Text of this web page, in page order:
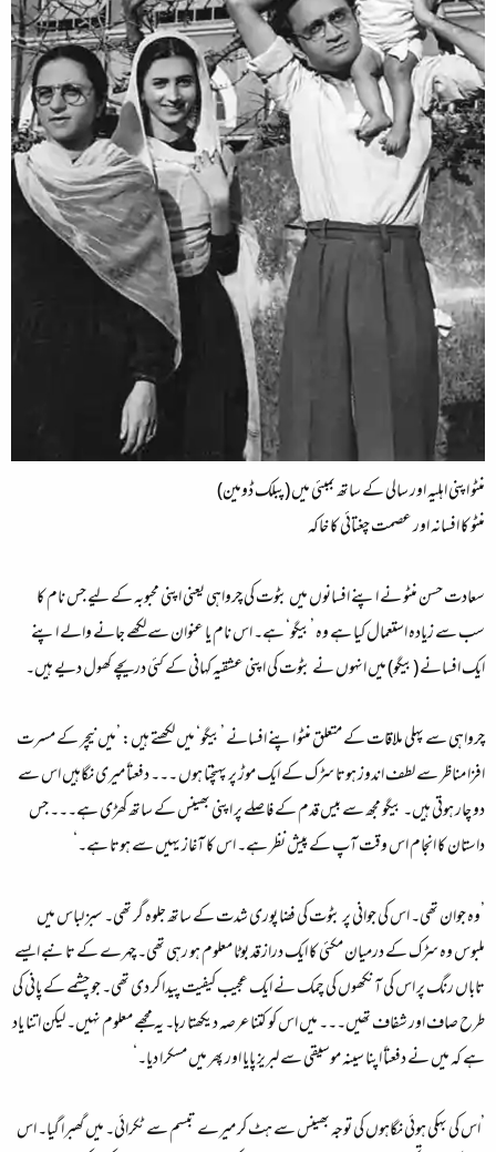
منٹو اپنی اہلیہ اور سالی کے ساتھ بمبئی میں (پبلک ڈومین)
منٹو کا افسانہ اور عصمت چغتائی کا خاکہ
سعادت حسن منٹو نے اپنے افسانوں میں بٹوت کی چرواہی یعنی اپنی محبوبہ کے لیے جس نام کا
سب سے زیادہ استعمال کیا ہے وہ ’بیگو‘ ہے۔ اس نام یا عنوان سے لکھے جانے والے اپنے
ایک افسانے (بیگو) میں انہوں نے بٹوت کی اپنی عشقیہ کہانی کے کئی دریچے کھول دیے ہیں۔
چرواہی سے پہلی ملاقات کے متعلق منٹو اپنے افسانے ’بیگو‘ میں لکھتے ہیں: ’میں نیچر کے مسرت
افزا مناظر سے لطف اندوز ہوتا سڑک کے ایک موڑ پر پہنچتا ہوں ۔۔۔ دفعتاً میری نگاہیں اس سے
دو چار ہوتی ہیں۔ بیگو مجھ سے بیس قدم کے فاصلے پر اپنی بھینس کے ساتھ کھڑی ہے۔۔۔ جس
داستان کا انجام اس وقت آپ کے پیش نظر ہے۔ اس کا آغاز یہیں سے ہوتا ہے۔‘
’وہ جوان تھی۔ اس کی جوانی پر بٹوت کی فضا پوری شدت کے ساتھ جلوہ گر تھی۔ سبز لباس میں
ملبوس وہ سڑک کے درمیان مکئی کا ایک دراز قد بوٹا معلوم ہو رہی تھی۔ چہرے کے تانبے ایسے
تاباں رنگ پر اس کی آنکھوں کی چمک نے ایک عجیب کیفیت پیدا کر دی تھی۔ جو چشمے کے پانی کی
طرح صاف اور شفاف تھیں۔۔۔ میں اس کو کتنا عرصہ دیکھتا رہا۔ یہ مجھے معلوم نہیں۔ لیکن اتنا یاد
ہے کہ میں نے دفعتاً اپنا سینہ موسیقی سے لبریز پایا اور پھر میں مسکرا دیا۔‘
’اس کی بہکی ہوئی نگاہوں کی توجہ بھینس سے ہٹ کر میرے تبسم سے ٹکرائی۔ میں گھبرا گیا۔ اس